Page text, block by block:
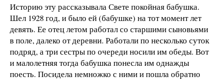
Историю эту рассказывала Свете покойная бабушка.
Шел 1928 год, и было ей (бабушке) на тот момент лет
девять. Ее отец летом работал со старшими сыновьями
в поле, далеко от деревни. Работали по несколько суток
подряд, а три сестры по очереди носили им обеды. Вот
и малолетняя тогда бабушка понесла им однажды
поесть. Посидела немножко с ними и пошла обратно